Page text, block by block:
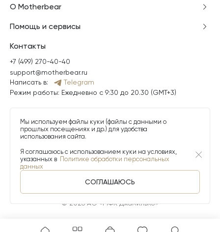
О Motherbear
Помощь и сервисы
Контакты
+7 (499) 270-40-40
support@motherbear.ru
Написать в:
Telegram
Режим работы: Ежедневно с 9:30 до 20.30 (GMT+3)
© 2026 АО «МФК ДжамильКо»
Мы используем файлы куки (файлы с данными о
прошлых посещениях и др.) для удобства
использования сайта.
Я соглашаюсь с использованием куки на условиях,
указанных в Политике обработки персональных
данных
СОГЛАШАЮСЬ